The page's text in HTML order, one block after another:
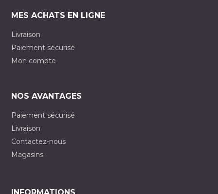
MES ACHATS EN LIGNE
Livraison
Paiement sécurisé
Mon compte
NOS AVANTAGES
Paiement sécurisé
Livraison
Contactez-nous
Magasins